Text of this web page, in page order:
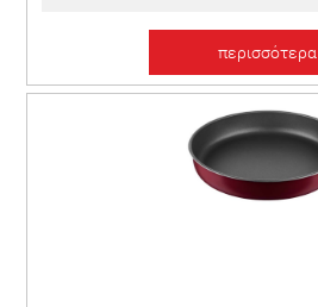
περισσότερα